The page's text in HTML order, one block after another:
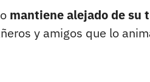
mantiene alejado de su
y amigos que lo